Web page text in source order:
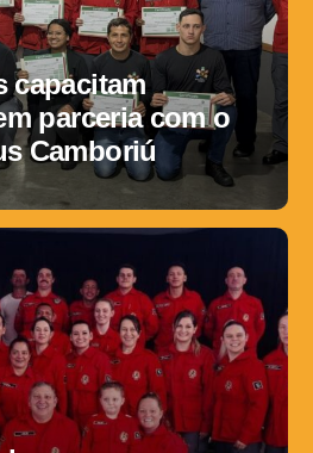
capacitam
parceria com o
Camboriú